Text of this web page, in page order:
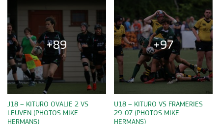
+89
J18 – KITURO OVALIE 2 VS
LEUVEN (PHOTOS MIKE
HERMANS)
+97
U18 – KITURO VS FRAMERIES
29-07 (PHOTOS MIKE
HERMANS)